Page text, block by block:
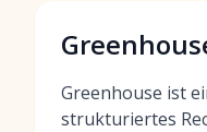
Greenhouse ist
strukturiertes